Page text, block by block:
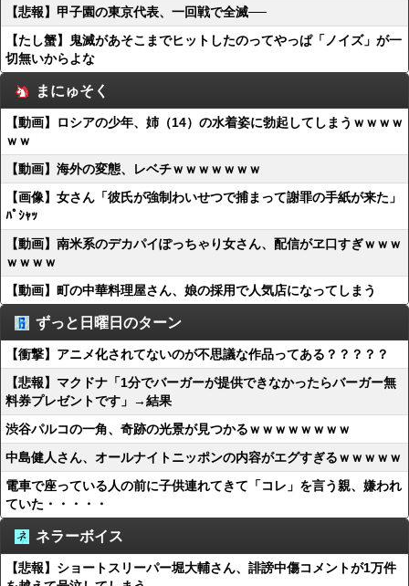
【悲報】甲子園の東京代表、一回戦で全滅──
【たし蟹】鬼滅があそこまでヒットしたのってやっぱ「ノイズ」が一
切無いからよな
まにゅそく
【動画】ロシアの少年、姉（14）の水着姿に勃起してしまうｗｗｗｗ
ｗｗ
【動画】海外の変態、レベチｗｗｗｗｗｗｗ
【画像】女さん「彼氏が強制わいせつで捕まって謝罪の手紙が来た」
ﾊﾟｼｬｯ
【動画】南米系のデカパイぽっちゃり女さん、配信がヱ口すぎｗｗｗ
ｗｗｗｗ
【動画】町の中華料理屋さん、娘の採用で人気店になってしまう
ずっと日曜日のターン
【衝撃】アニメ化されてないのが不思議な作品ってある？？？？？
【悲報】マクドナ「1分でバーガーが提供できなかったらバーガー無
料券プレゼントです」→結果
渋谷パルコの一角、奇跡の光景が見つかるｗｗｗｗｗｗｗｗ
中島健人さん、オールナイトニッポンの内容がエグすぎるｗｗｗｗｗ
電車で座っている人の前に子供連れてきて「コレ」を言う親、嫌われ
ていた・・・・・
ネラーボイス
【悲報】ショートスリーパー堀大輔さん、誹謗中傷コメントが1万件